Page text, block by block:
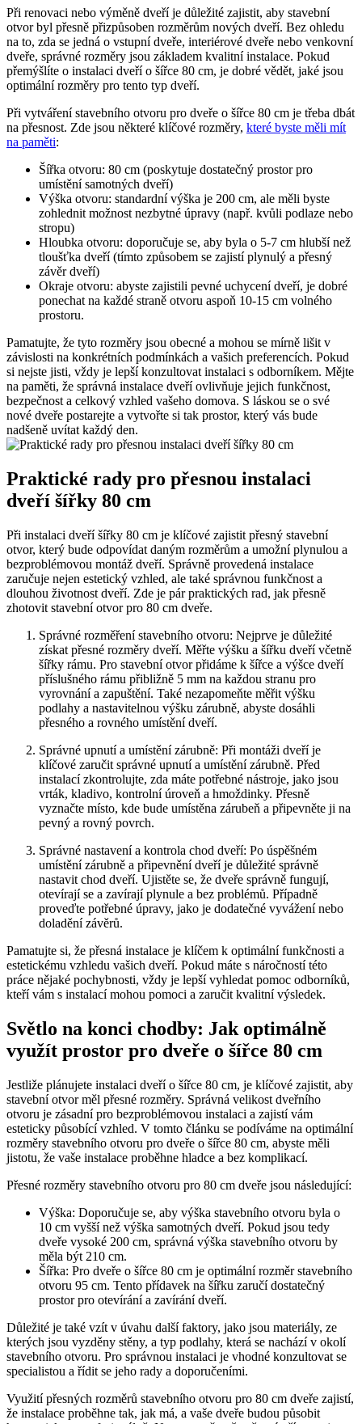
Při renovaci nebo výměně dveří je důležité zajistit, aby stavební
otvor byl přesně přizpůsoben rozměrům nových dveří. Bez ohledu
na to, zda se jedná o vstupní dveře, interiérové dveře nebo venkovní
dveře, správné rozměry jsou základem kvalitní instalace. Pokud
přemýšlíte o instalaci dveří o šířce 80 cm, je dobré vědět, jaké jsou
optimální rozměry pro tento typ dveří.
Při vytváření stavebního otvoru pro dveře o šířce 80 cm je třeba dbát
na přesnost. Zde jsou některé klíčové rozměry, které byste měli mít
na paměti:
Šířka otvoru: 80 cm (poskytuje dostatečný prostor pro
umístění samotných dveří)
Výška otvoru: standardní výška je 200 cm, ale měli byste
zohlednit možnost nezbytné úpravy (např. kvůli podlaze nebo
stropu)
Hloubka otvoru: doporučuje se, aby byla o 5-7 cm hlubší než
tloušťka dveří (tímto způsobem se zajistí plynulý a přesný
závěr dveří)
Okraje otvoru: abyste zajistili pevné uchycení dveří, je dobré
ponechat na každé straně otvoru aspoň 10-15 cm volného
prostoru.
Pamatujte, že tyto rozměry jsou obecné a mohou se mírně lišit v
závislosti na konkrétních podmínkách a vašich preferencích. Pokud
si nejste jisti, vždy je lepší konzultovat instalaci s odborníkem. Mějte
na paměti, že správná instalace dveří ovlivňuje jejich funkčnost,
bezpečnost a celkový vzhled vašeho domova. S láskou se o své
nové dveře postarejte a vytvořte si tak prostor, který vás bude
nadšeně uvítat každý den.
Praktické rady pro přesnou instalaci
dveří šířky 80 cm
Při instalaci dveří šířky 80 cm je klíčové zajistit přesný stavební
otvor, který bude odpovídat daným rozměrům a umožní plynulou a
bezproblémovou montáž dveří. Správně provedená instalace
zaručuje nejen estetický vzhled, ale také správnou funkčnost a
dlouhou životnost dveří. Zde je pár praktických rad, jak přesně
zhotovit stavební otvor pro 80 cm dveře.
Správné rozměření stavebního otvoru: Nejprve je důležité
získat přesné rozměry dveří. Měřte výšku a šířku dveří včetně
šířky rámu. Pro stavební otvor přidáme k šířce a výšce dveří
příslušného rámu přibližně 5 mm na každou stranu pro
vyrovnání a zapuštění. Také nezapomeňte měřit výšku
podlahy a nastavitelnou výšku zárubně, abyste dosáhli
přesného a rovného umístění dveří.
Správné upnutí a umístění zárubně: Při montáži dveří je
klíčové zaručit správné upnutí a umístění zárubně. Před
instalací zkontrolujte, zda máte potřebné nástroje, jako jsou
vrták, kladivo, kontrolní úroveň a hmoždinky. Přesně
vyznačte místo, kde bude umístěna zárubeň a připevněte ji na
pevný a rovný povrch.
Správné nastavení a kontrola chod dveří: Po úspěšném
umístění zárubně a připevnění dveří je důležité správně
nastavit chod dveří. Ujistěte se, že dveře správně fungují,
otevírají se a zavírají plynule a bez problémů. Případně
proveďte potřebné úpravy, jako je dodatečné vyvážení nebo
doladění závěrů.
Pamatujte si, že přesná instalace je klíčem k optimální funkčnosti a
estetickému vzhledu vašich dveří. Pokud máte s náročností této
práce nějaké pochybnosti, vždy je lepší vyhledat pomoc odborníků,
kteří vám s instalací mohou pomoci a zaručit kvalitní výsledek.
Světlo na konci chodby: Jak optimálně
využít prostor pro dveře o šířce 80 cm
Jestliže plánujete instalaci dveří o šířce 80 cm, je klíčové zajistit, aby
stavební otvor měl přesné rozměry. Správná velikost dveřního
otvoru je zásadní pro bezproblémovou instalaci a zajistí vám
esteticky působící vzhled. V tomto článku se podíváme na optimální
rozměry stavebního otvoru pro dveře o šířce 80 cm, abyste měli
jistotu, že vaše instalace proběhne hladce a bez komplikací.
Přesné rozměry stavebního otvoru pro 80 cm dveře jsou následující:
Výška: Doporučuje se, aby výška stavebního otvoru byla o
10 cm vyšší než výška samotných dveří. Pokud jsou tedy
dveře vysoké 200 cm, správná výška stavebního otvoru by
měla být 210 cm.
Šířka: Pro dveře o šířce 80 cm je optimální rozměr stavebního
otvoru 95 cm. Tento přídavek na šířku zaručí dostatečný
prostor pro otevírání a zavírání dveří.
Důležité je také vzít v úvahu další faktory, jako jsou materiály, ze
kterých jsou vyzděny stěny, a typ podlahy, která se nachází v okolí
stavebního otvoru. Pro správnou instalaci je vhodné konzultovat se
specialistou a řídit se jeho rady a doporučeními.
Využití přesných rozměrů stavebního otvoru pro 80 cm dveře zajistí,
že instalace proběhne tak, jak má, a vaše dveře budou působit